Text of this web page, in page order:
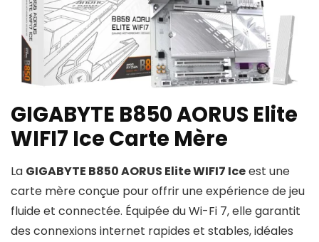
GIGABYTE B850 AORUS Elite
WIFI7 Ice Carte Mère
La GIGABYTE B850 AORUS Elite WIFI7 Iceest une
carte mère conçue pour offrir une expérience de jeu
fluide et connectée. Équipée du Wi-Fi 7, elle garantit
des connexions internet rapides et stables, idéales